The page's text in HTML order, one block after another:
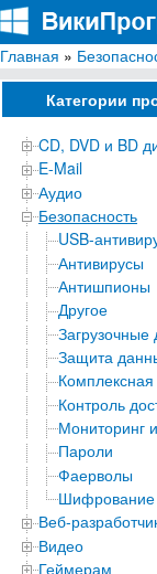
ВикиПрограммы
Энциклопедия
Главная »
Категории
CD, DVD и BD
E-Mail
Аудио
Безопасность
USB-
Антивирусы
Антишпионы
Другое
Загрузочные
Защита
Контроль
Мониторинг
Пароли
Фаерволы
Шифрование
Веб-
Видео
Геймерам